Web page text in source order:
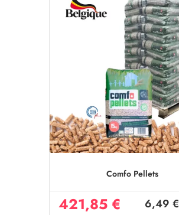
Comfo Pellets
421,85 € 6,49 €